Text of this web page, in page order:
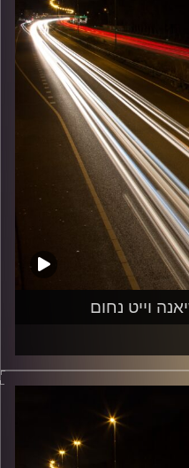
וייט נחום
ארוך ותחזיר אותנו